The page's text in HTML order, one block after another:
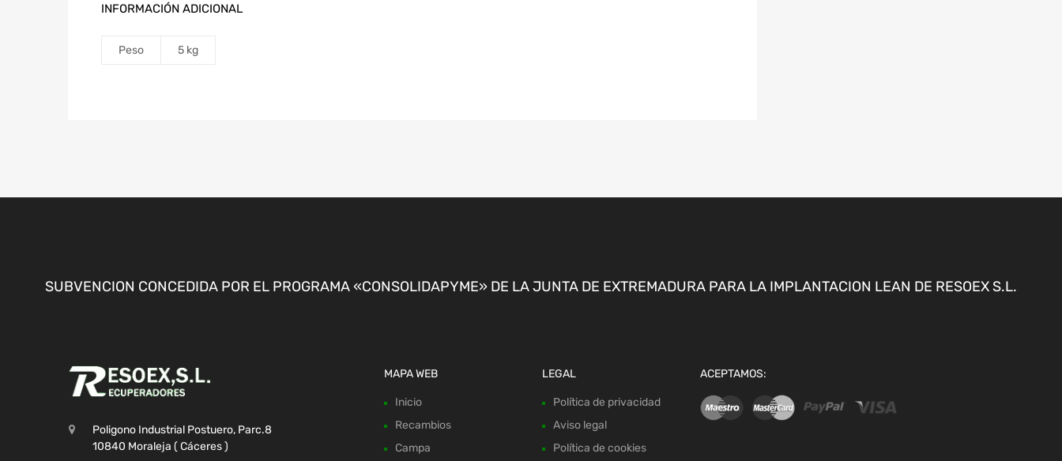
INFORMACIÓN ADICIONAL
Peso 5 kg
SUBVENCION CONCEDIDA POR EL PROGRAMA «CONSOLIDAPYME» DE LA JUNTA DE EXTREMADURA PARA LA IMPLANTACION LEAN DE RESOEX S.L.
Poligono Industrial Postuero, Parc.8
10840 Moraleja ( Cáceres )
MAPA WEB
Inicio
Recambios
Campa
LEGAL
Política de privacidad
Aviso legal
Política de cookies
ACEPTAMOS: